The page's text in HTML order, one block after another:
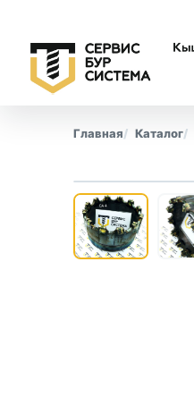
Буровые коронки
СА-6
Главная Каталог
‹